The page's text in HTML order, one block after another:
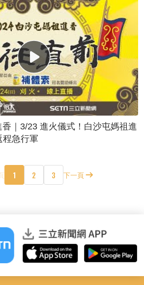
｜3/23 進火儀式！白沙屯媽祖進
程急行軍
1 2 3 下一頁